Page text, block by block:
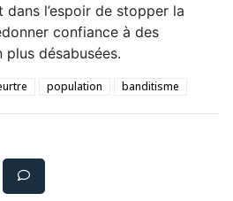
l’espoir de stopper la
confiance à des
désabusées.
population banditisme